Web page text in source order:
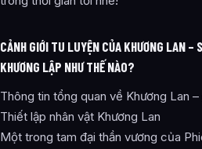
CẢNH GIỚI TU LUYỆN CỦA KHƯƠNG LAN –
KHƯƠNG LẬP NHƯ THẾ NÀO?
Thông tin tổng quan về Khương Lan
Thiết lập nhân vật Khương Lan
Một trong tam đại thần vương của